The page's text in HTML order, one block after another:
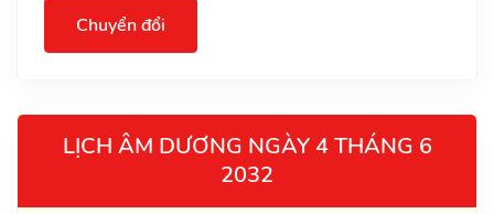
Chuyển đổi
LỊCH ÂM DƯƠNG NGÀY 4 THÁNG 6
2032